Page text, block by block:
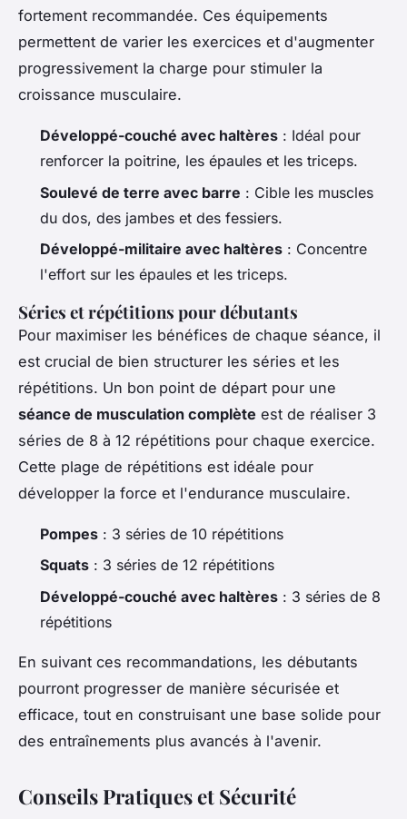
fortement recommandée. Ces équipements
permettent de varier les exercices et d'augmenter
progressivement la charge pour stimuler la
croissance musculaire.
Développé-couché avec haltères : Idéal pour
renforcer la poitrine, les épaules et les triceps.
Soulevé de terre avec barre : Cible les muscles
du dos, des jambes et des fessiers.
Développé-militaire avec haltères : Concentre
l'effort sur les épaules et les triceps.
Séries et répétitions pour débutants
Pour maximiser les bénéfices de chaque séance, il
est crucial de bien structurer les séries et les
répétitions. Un bon point de départ pour une
séance de musculation complète est de réaliser 3
séries de 8 à 12 répétitions pour chaque exercice.
Cette plage de répétitions est idéale pour
développer la force et l'endurance musculaire.
Pompes : 3 séries de 10 répétitions
Squats : 3 séries de 12 répétitions
Développé-couché avec haltères : 3 séries de 8
répétitions
En suivant ces recommandations, les débutants
pourront progresser de manière sécurisée et
efficace, tout en construisant une base solide pour
des entraînements plus avancés à l'avenir.
Conseils Pratiques et Sécurité